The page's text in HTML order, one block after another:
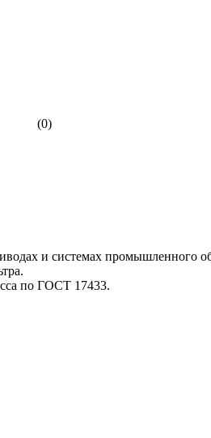
(0)
и системах промышленного
по ГОСТ 17433.